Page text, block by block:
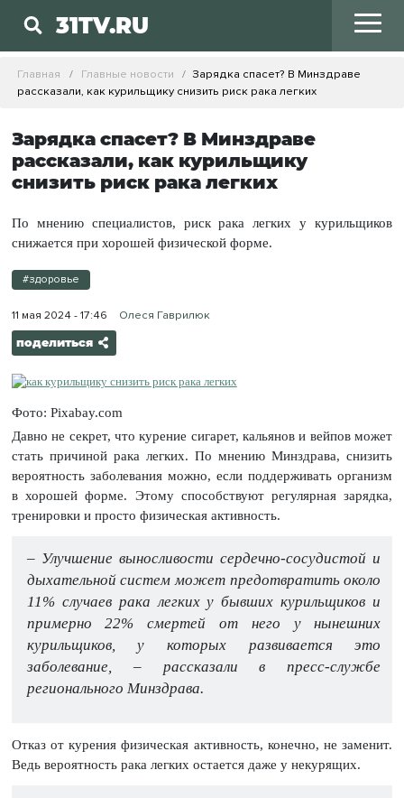
31TV.RU
Главная Главные новости
Зарядка спасет? В Минздраве
рассказали, как курильщику снизить риск рака легких
Зарядка спасет? В Минздраве
рассказали, как курильщику
снизить риск рака легких
По мнению специалистов, риск рака легких у курильщиков
снижается при хорошей физической форме.
#здоровье
11 мая 2024 - 17:46 Олеся Гаврилюк
поделиться
Фото: Pixabay.com
Давно не секрет, что курение сигарет, кальянов и вейпов может
стать причиной рака легких. По мнению Минздрава, снизить
вероятность заболевания можно, если поддерживать организм
в хорошей форме. Этому способствуют регулярная зарядка,
тренировки и просто физическая активность.
– Улучшение выносливости сердечно-сосудистой и
дыхательной систем может предотвратить около
11% случаев рака легких у бывших курильщиков и
примерно 22% смертей от него у нынешних
курильщиков, у которых развивается это
заболевание, – рассказали в пресс-службе
регионального Минздрава.
Отказ от курения физическая активность, конечно, не заменит.
Ведь вероятность рака легких остается даже у некурящих.